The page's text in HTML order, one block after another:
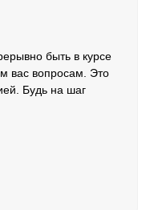
быть в курсе
вас вопросам. Это
Будь на шаг